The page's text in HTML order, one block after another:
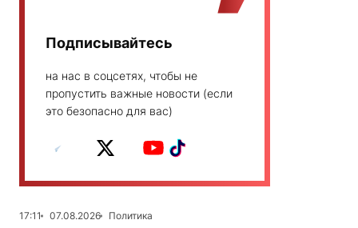
Подписывайтесь
на нас в соцсетях, чтобы не
пропустить важные новости (если
это безопасно для вас)
17:11 07.08.2026
Политика